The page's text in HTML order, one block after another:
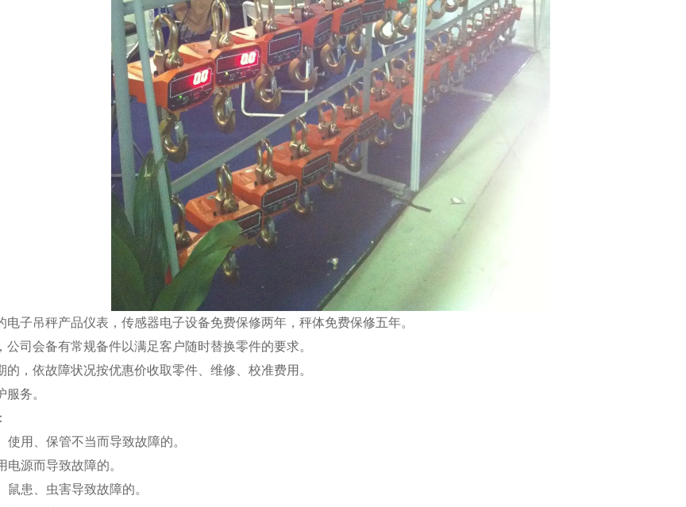
电子吊秤产品仪表，传感器电子设备免费保修两年，秤体免费保修五年。
公司会备有常规备件以满足客户随时替换零件的要求。
的，依故障状况按优惠价收取零件、维修、校准费用。
务。
使用、保管不当而导致故障的。
电源而导致故障的。
鼠患、虫害导致故障的。